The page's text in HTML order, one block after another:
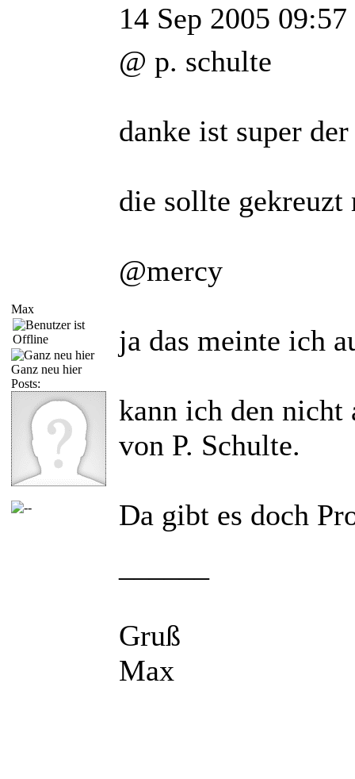
Max
Ganz neu hier
Posts:
14 Sep 2005 09:57
@ p. schulte
danke ist super
die sollte gekreuzt
@mercy
ja das meinte ich
kann ich den nicht
von P. Schulte.
Da gibt es doch
Gruß
Max